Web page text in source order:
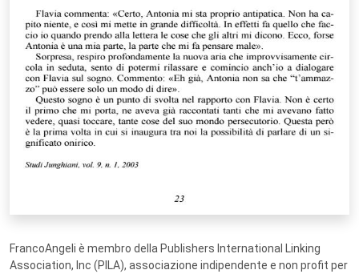
FrancoAngeli è membro della Publishers International Linking
Association, Inc (PILA), associazione indipendente e non profit per